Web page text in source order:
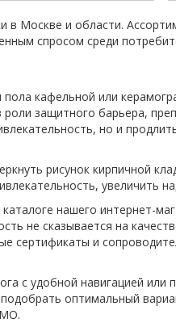
в Москве и области.
спросом среди
кафельной или
защитного барьера,
но и
рисунок кирпичной
увеличить
нашего интернет-
не сказывается на
сертификаты и
с удобной навигацией или
оптимальный